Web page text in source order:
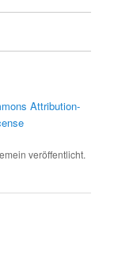
Attribution-
veröffentlicht.